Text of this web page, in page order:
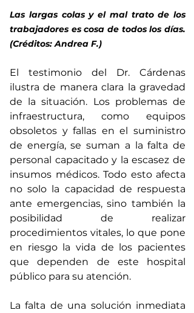
Las largas colas y el mal trato de los
trabajadores es cosa de todos los días.
(Créditos: Andrea F.)
El testimonio del Dr. Cárdenas
ilustra de manera clara la gravedad
de la situación. Los problemas de
infraestructura, como equipos
obsoletos y fallas en el suministro
de energía, se suman a la falta de
personal capacitado y la escasez de
insumos médicos. Todo esto afecta
no solo la capacidad de respuesta
ante emergencias, sino también la
posibilidad de realizar
procedimientos vitales, lo que pone
en riesgo la vida de los pacientes
que dependen de este hospital
público para su atención.
La falta de una solución inmediata